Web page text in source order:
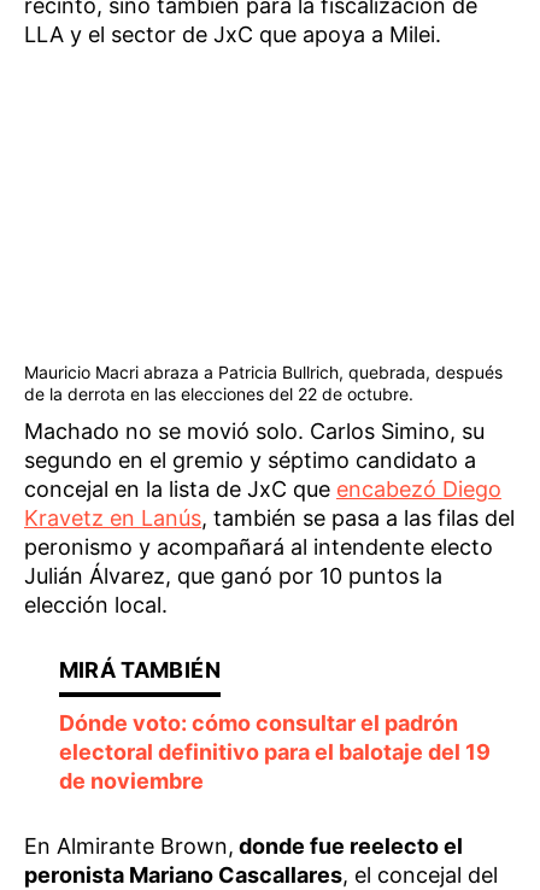
LLA y el sector de JxC que apoya a Milei.
Mauricio Macri abraza a Patricia Bullrich, quebrada, después
de la derrota en las elecciones del 22 de octubre.
Machado no se movió solo. Carlos Simino, su
segundo en el gremio y séptimo candidato a
concejal en la lista de JxC que encabezó Diego
Kravetz en Lanús, también se pasa a las filas del
peronismo y acompañará al intendente electo
Julián Álvarez, que ganó por 10 puntos la
elección local.
Dónde voto: cómo consultar el padrón
electoral definitivo para el balotaje del 19
de noviembre
En Almirante Brown, donde fue reelecto el
peronista Mariano Cascallares, el concejal del